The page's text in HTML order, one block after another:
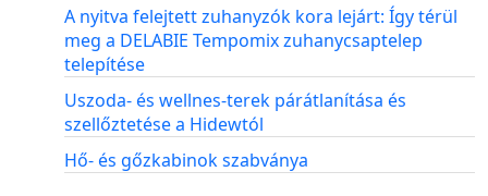
A nyitva felejtett zuhanyzók kora lejárt: Így térül
meg a DELABIE Tempomix zuhanycsaptelep
telepítése
Uszoda- és wellnes-terek párátlanítása és
szellőztetése a Hidewtól
Hő- és gőzkabinok szabványa